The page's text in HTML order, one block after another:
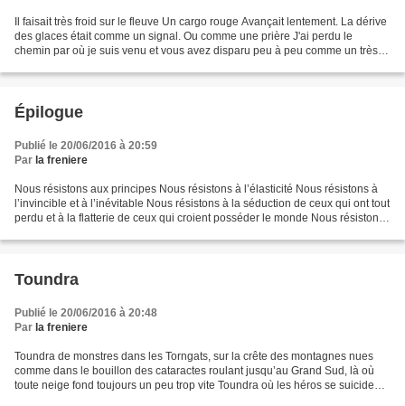
Il faisait très froid sur le fleuve Un cargo rouge Avançait lentement. La dérive
des glaces était comme un signal. Ou comme une prière J'ai perdu le
chemin par où je suis venu et vous avez disparu peu à peu comme un très
Épilogue
Publié le 20/06/2016 à 20:59
Par la freniere
Nous résistons aux principes Nous résistons à l’élasticité Nous résistons à
l’invincible et à l’inévitable Nous résistons à la séduction de ceux qui ont tout
perdu et à la flatterie de ceux qui croient posséder le monde Nous résistons
Toundra
Publié le 20/06/2016 à 20:48
Par la freniere
Toundra de monstres dans les Torngats, sur la crête des montagnes nues
comme dans le bouillon des cataractes roulant jusqu’au Grand Sud, là où
toute neige fond toujours un peu trop vite Toundra où les héros se suicident,